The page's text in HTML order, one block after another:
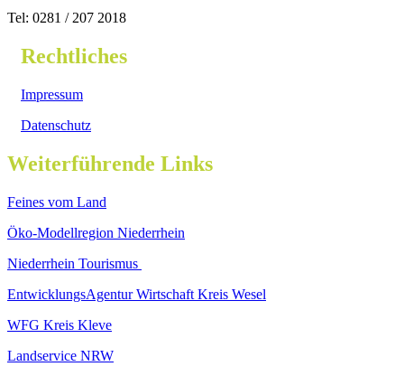
Tel: 0281 / 207 2018
Rechtliches
Impressum
Datenschutz
Weiterführende Links
Feines vom Land
Öko-Modellregion Niederrhein
Niederrhein Tourismus
EntwicklungsAgentur Wirtschaft Kreis Wesel
WFG Kreis Kleve
Landservice NRW